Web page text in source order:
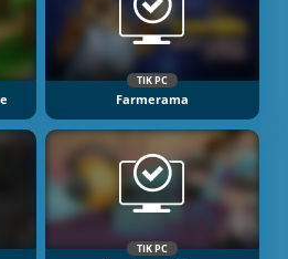
TIK PC
Farmerama
TIK PC